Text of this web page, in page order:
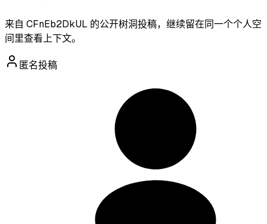
来自 CFnEb2DkUL 的公开树洞投稿，继续留在同一个个人空
间里查看上下文。
匿名投稿